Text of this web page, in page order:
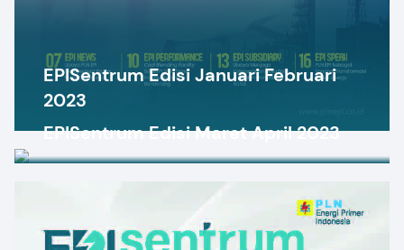
EPISentrum Edisi Januari Februari
2023
EPISentrum Edisi Maret April 2023